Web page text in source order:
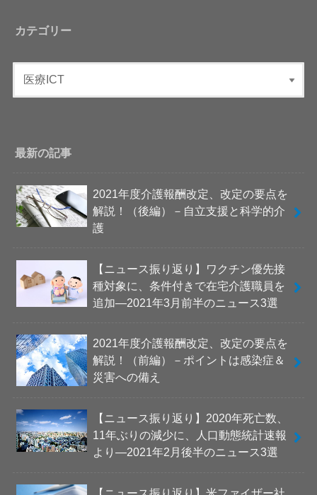
カテゴリー
最新の記事
2021年度介護報酬改定、改定の要点を
解説！（後編）－自立支援と科学的介
護
【ニュース振り返り】ワクチン優先接
種対象に、条件付きで在宅介護職員を
追加―2021年3月前半のニュース3選
2021年度介護報酬改定、改定の要点を
解説！（前編）－ポイントは感染症＆
災害への備え
【ニュース振り返り】2020年死亡数、
11年ぶりの減少に、人口動態統計速報
より―2021年2月後半のニュース3選